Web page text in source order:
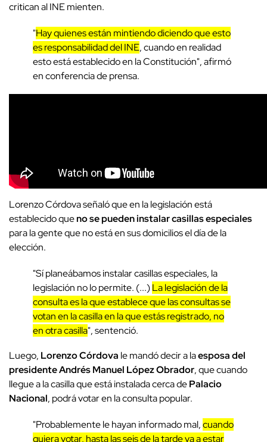
critican al INE mienten.
"Hay quienes están mintiendo diciendo que esto
es responsabilidad del INE, cuando en realidad
esto está establecido en la Constitución", afirmó
en conferencia de prensa.
Lorenzo Córdova señaló que en la legislación está
establecido queno se pueden instalar casillas especiales
para la gente que no está en sus domicilios el día de la
elección.
"Sí planeábamos instalar casillas especiales, la
legislación no lo permite. (...)La legislación de la
consulta es la que establece que las consultas se
votan en la casilla en la que estás registrado, no
en otra casilla", sentenció.
Luego, Lorenzo Córdova le mandó decir a laesposa del
presidente Andrés Manuel López Obrador, que cuando
llegue a la casilla que está instalada cerca dePalacio
Nacional, podrá votar en la consulta popular.
"Probablemente le hayan informado mal,cuando
quiera votar, hasta las seis de la tarde va a estar